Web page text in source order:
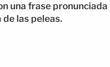
una frase pronunciada
las peleas.